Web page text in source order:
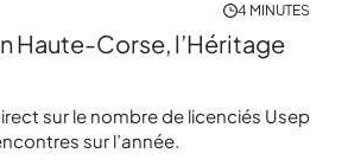
4 MINUTES
Haute-Corse, l’Héritage
sur le nombre de licenciés Usep
sur l’année.